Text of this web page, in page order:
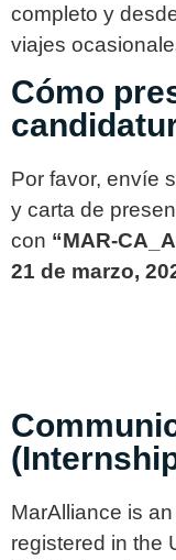
completo y
viajes
Cómo
Por favor, envíe
y carta de
con “MAR-
21 de marzo,
MarAlliance is
registered in the